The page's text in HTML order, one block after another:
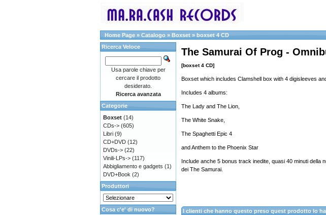
Home Page » Catalogo » Boxset » boxset 4 CD
The Samurai Of Prog -
[boxset 4 CD]
Boxset which includes Clamshell box with 4 digisleeves
​Includes 4 albums:
The Lady and The Lion,
The White Snake,
The Spaghetti Epic 4
and Anthem to the Phoenix Star
Include anche 5 bonus track inedite, quasi 40 minuti della
dei The Samurai.
I clienti che hanno questo preso quest prodotto lo
Ricerca Veloce
Usa parole chiave per
cercare il prodotto
desiderato.
Ricerca avanzata
Categorie
Boxset (14)
CDs-> (605)
Libri (9)
CD+DVD (12)
DVDs-> (22)
Vinili-LPs-> (117)
Abbigliamento e gadgets (1)
DVD+Book (2)
Produttori
Cosa c'e' di nuovo?